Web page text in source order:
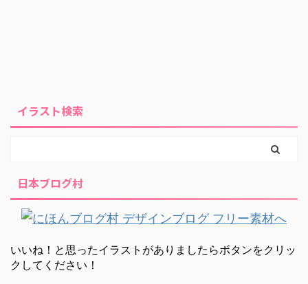
イラスト検索
日本ブログ村
いいね！と思ったイラストがありましたらボタンをクリッ
クしてください！